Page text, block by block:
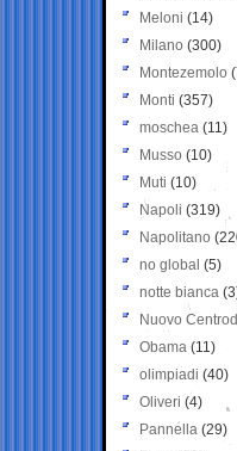
Meloni (14)
Milano (300)
Montezemolo
Monti (357)
moschea (11)
Musso (10)
Muti (10)
Napoli (319)
Napolitano
no global (5)
notte bianca
Nuovo
Obama (11)
olimpiadi (40)
Oliveri (4)
Pannella (29)